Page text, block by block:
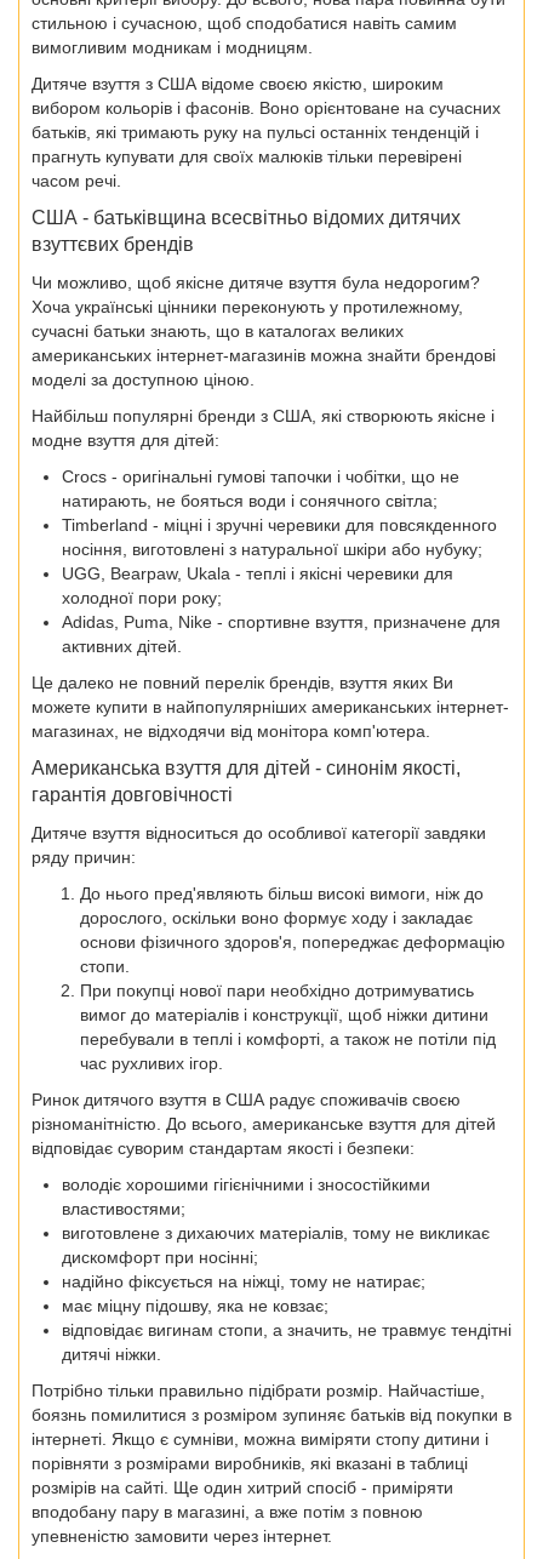
стильною і сучасною, щоб сподобатися навіть самим
вимогливим модникам і модницям.
Дитяче взуття з США відоме своєю якістю, широким
вибором кольорів і фасонів. Воно орієнтоване на сучасних
батьків, які тримають руку на пульсі останніх тенденцій і
прагнуть купувати для своїх малюків тільки перевірені
часом речі.
США - батьківщина всесвітньо відомих дитячих
взуттєвих брендів
Чи можливо, щоб якісне дитяче взуття була недорогим?
Хоча українські цінники переконують у протилежному,
сучасні батьки знають, що в каталогах великих
американських інтернет-магазинів можна знайти брендові
моделі за доступною ціною.
Найбільш популярні бренди з США, які створюють якісне і
модне взуття для дітей:
Crocs - оригінальні гумові тапочки і чобітки, що не
натирають, не бояться води і сонячного світла;
Timberland - міцні і зручні черевики для повсякденного
носіння, виготовлені з натуральної шкіри або нубуку;
UGG, Bearpaw, Ukala - теплі і якісні черевики для
холодної пори року;
Adidas, Puma, Nike - спортивне взуття, призначене для
активних дітей.
Це далеко не повний перелік брендів, взуття яких Ви
можете купити в найпопулярніших американських інтернет-
магазинах, не відходячи від монітора комп'ютера.
Американська взуття для дітей - синонім якості,
гарантія довговічності
Дитяче взуття відноситься до особливої ​​категорії завдяки
ряду причин:
До нього пред'являють більш високі вимоги, ніж до
дорослого, оскільки воно формує ходу і закладає
основи фізичного здоров'я, попереджає деформацію
стопи.
При покупці нової пари необхідно дотримуватись
вимог до матеріалів і конструкції, щоб ніжки дитини
перебували в теплі і комфорті, а також не потіли під
час рухливих ігор.
Ринок дитячого взуття в США радує споживачів своєю
різноманітністю. До всього, американське взуття для дітей
відповідає суворим стандартам якості і безпеки:
володіє хорошими гігієнічними і зносостійкими
властивостями;
виготовлене ​​з дихаючих матеріалів, тому не викликає
дискомфорт при носінні;
надійно фіксується на ніжці, тому не натирає;
має міцну підошву, яка не ковзає;
відповідає вигинам стопи, а значить, не травмує тендітні
дитячі ніжки.
Потрібно тільки правильно підібрати розмір. Найчастіше,
боязнь помилитися з розміром зупиняє батьків від покупки в
інтернеті. Якщо є сумніви, можна виміряти стопу дитини і
порівняти з розмірами виробників, які вказані в таблиці
розмірів на сайті. Ще один хитрий спосіб - приміряти
вподобану пару в магазині, а вже потім з повною
упевненістю замовити через інтернет.